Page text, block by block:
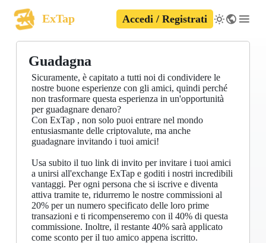
ExTap Accedi / Registrati
Guadagna
Sicuramente, è capitato a tutti noi di condividere le
nostre buone esperienze con gli amici, quindi perché
non trasformare questa esperienza in un'opportunità
per guadagnare denaro?
Con ExTap , non solo puoi entrare nel mondo
entusiasmante delle criptovalute, ma anche
guadagnare invitando i tuoi amici!
Usa subito il tuo link di invito per invitare i tuoi amici
a unirsi all'exchange ExTap e goditi i nostri incredibili
vantaggi. Per ogni persona che si iscrive e diventa
attiva tramite te, ridurremo le nostre commissioni al
20% per un numero specificato delle loro prime
transazioni e ti ricompenseremo con il 40% di questa
commissione. Inoltre, il restante 40% sarà applicato
come sconto per il tuo amico appena iscritto.